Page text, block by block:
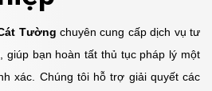
Tường chuyên cung cấp dịch vụ tư
giúp bạn hoàn tất thủ tục pháp lý một
xác. Chúng tôi hỗ trợ giải quyết các